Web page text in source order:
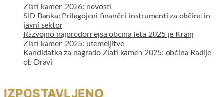
Zlati kamen 2026: novosti
SID Banka: Prilagojeni finančni instrumenti za občine in
javni sektor
Razvojno najprodornejša občina leta 2025 je Kranj
Zlati kamen 2025: utemeljitve
Kandidatka za nagrado Zlati kamen 2025: občina Radlje
ob Dravi
IZPOSTAVLJENO